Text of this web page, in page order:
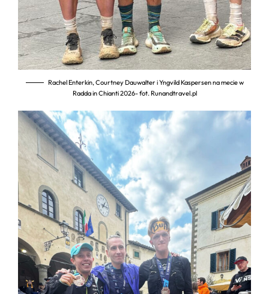
Rachel Enterkin, Courtney Dauwalter i Yngvild Kaspersen na mecie w
Radda in Chianti 2026- fot. Runandtravel.pl